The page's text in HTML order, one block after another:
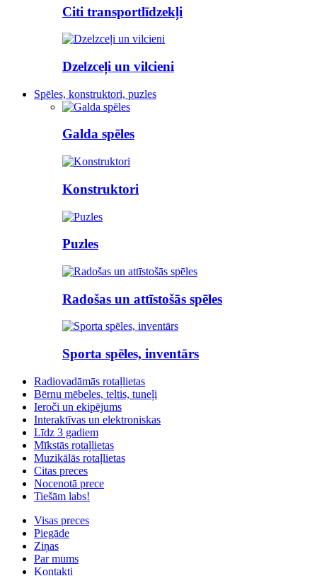
Citi transportlīdzekļi
Dzelzceļi un vilcieni
Spēles, konstruktori, puzles
Galda spēles
Konstruktori
Puzles
Radošas un attīstošās spēles
Sporta spēles, inventārs
Radiovadāmās rotaļlietas
Bērnu mēbeles, teltis, tuneļi
Ieroči un ekipējums
Interaktīvas un elektroniskas
Līdz 3 gadiem
Mīkstās rotaļlietas
Muzikālās rotaļlietas
Citas preces
Nocenotā prece
Tiešām labs!
Visas preces
Piegāde
Ziņas
Par mums
Kontakti